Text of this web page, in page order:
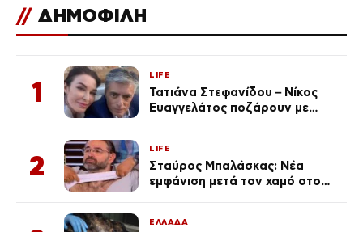
// ΔΗΜΟΦΙΛΗ
1
LIFE
Τατιάνα Στεφανίδου – Νίκος
Ευαγγελάτος ποζάρουν με
2
LIFE
Σταύρος Μπαλάσκας: Νέα
εμφάνιση μετά τον χαμό στο
ΕΛΛΑΔΑ